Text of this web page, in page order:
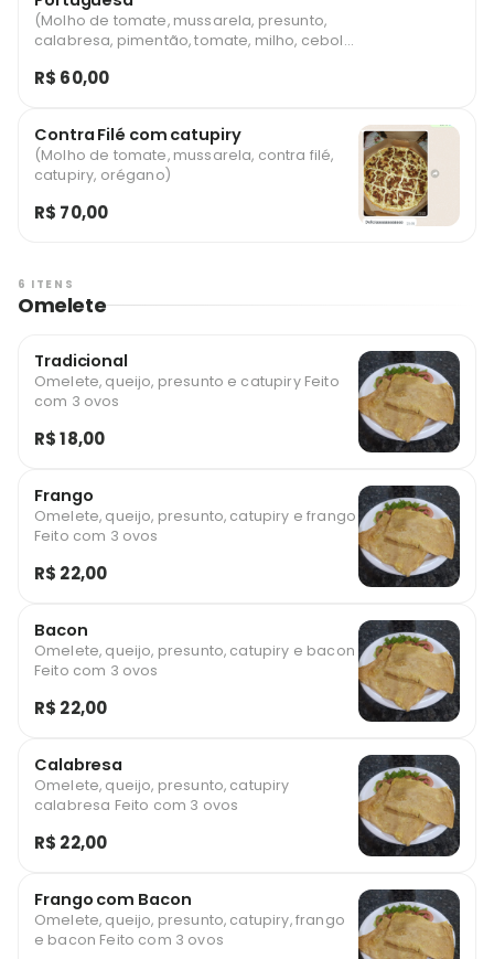
(Molho de tomate, mussarela, presunto,
calabresa, pimentão, tomate, milho, cebola,
R$ 60,00
Contra Filé com catupiry
(Molho de tomate, mussarela, contra filé,
catupiry, orégano)
R$ 70,00
6 ITENS
Omelete
Tradicional
Omelete, queijo, presunto e catupiry Feito
com 3 ovos
R$ 18,00
Frango
Omelete, queijo, presunto, catupiry e frango
Feito com 3 ovos
R$ 22,00
Bacon
Omelete, queijo, presunto, catupiry e bacon
Feito com 3 ovos
R$ 22,00
Calabresa
Omelete, queijo, presunto, catupiry
calabresa Feito com 3 ovos
R$ 22,00
Frango com Bacon
Omelete, queijo, presunto, catupiry, frango
e bacon Feito com 3 ovos